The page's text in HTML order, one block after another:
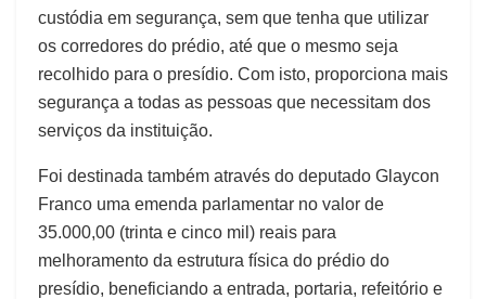
custódia em segurança, sem que tenha que utilizar
os corredores do prédio, até que o mesmo seja
recolhido para o presídio. Com isto, proporciona mais
segurança a todas as pessoas que necessitam dos
serviços da instituição.
Foi destinada também através do deputado Glaycon
Franco uma emenda parlamentar no valor de
35.000,00 (trinta e cinco mil) reais para
melhoramento da estrutura física do prédio do
presídio, beneficiando a entrada, portaria, refeitório e